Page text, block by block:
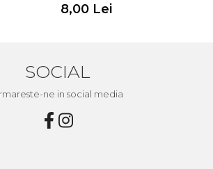
8,00 Lei
SOCIAL
ne in social media